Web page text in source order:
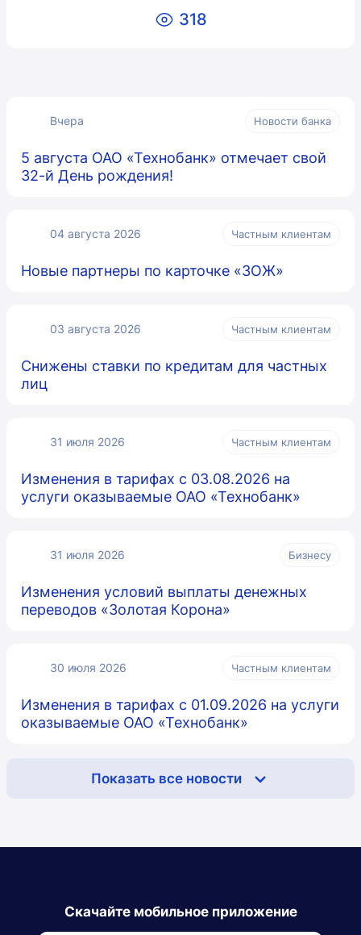
318
Вчера Новости банка
5 августа ОАО «Технобанк» отмечает свой
32-й День рождения!
04 августа 2026 Частным клиентам
Новые партнеры по карточке «ЗОЖ»
03 августа 2026 Частным клиентам
Снижены ставки по кредитам для частных
лиц
31 июля 2026 Частным клиентам
Изменения в тарифах с 03.08.2026 на
услуги оказываемые ОАО «Технобанк»
31 июля 2026 Бизнесу
Изменения условий выплаты денежных
переводов «Золотая Корона»
30 июля 2026 Частным клиентам
Изменения в тарифах с 01.09.2026 на услуги
оказываемые ОАО «Технобанк»
Показать все новости
Скачайте мобильное приложение